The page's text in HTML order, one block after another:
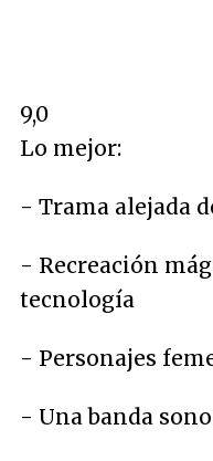
9,0
Lo mejor:
- Trama alejada
- Recreación
tecnología
- Personajes
- Una banda